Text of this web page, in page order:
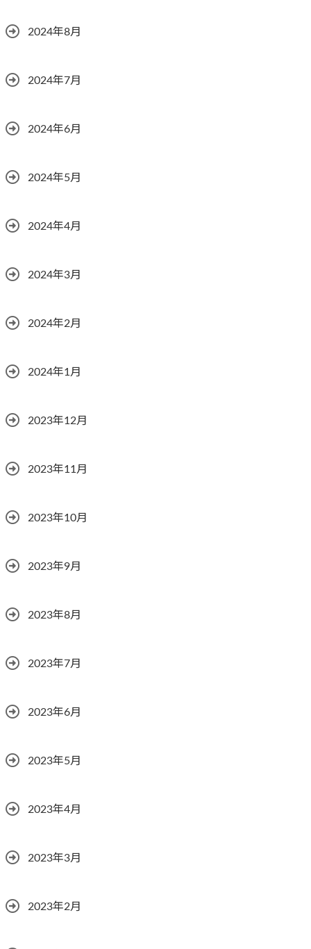
2024年8月
2024年7月
2024年6月
2024年5月
2024年4月
2024年3月
2024年2月
2024年1月
2023年12月
2023年11月
2023年10月
2023年9月
2023年8月
2023年7月
2023年6月
2023年5月
2023年4月
2023年3月
2023年2月